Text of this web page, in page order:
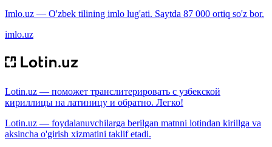
Imlo.uz — O'zbek tilining imlo lug'ati. Saytda 87 000 ortiq so'z bor.
imlo.uz
Lotin.uz — поможет транслитерировать с узбекской
кириллицы на латиницу и обратно. Легко!
Lotin.uz — foydalanuvchilarga berilgan matnni lotindan kirillga va
aksincha o'girish xizmatini taklif etadi.